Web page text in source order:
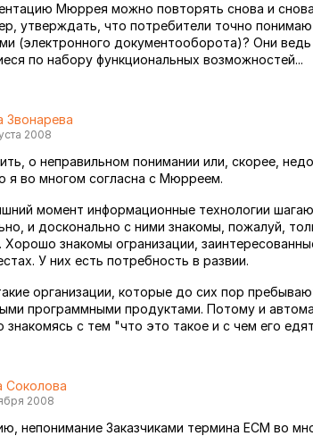
Мюррея можно повторять снова и
утверждать, что потребители точно
(электронного документооборота)? Они
по набору функциональных возможностей...
Звонарева
2008
о неправильном понимании или, скорее,
я во многом согласна с Мюрреем.
момент информационные технологии
и досконально с ними знакомы, пожалуй,
Хорошо знакомы огранизации,
У них есть потребность в развии.
организации, которые до сих пор
программными продуктами. Потому и
знакомясь с тем "что это такое и с чем его
Соколова
2008
непонимание Заказчиками термина ECM во